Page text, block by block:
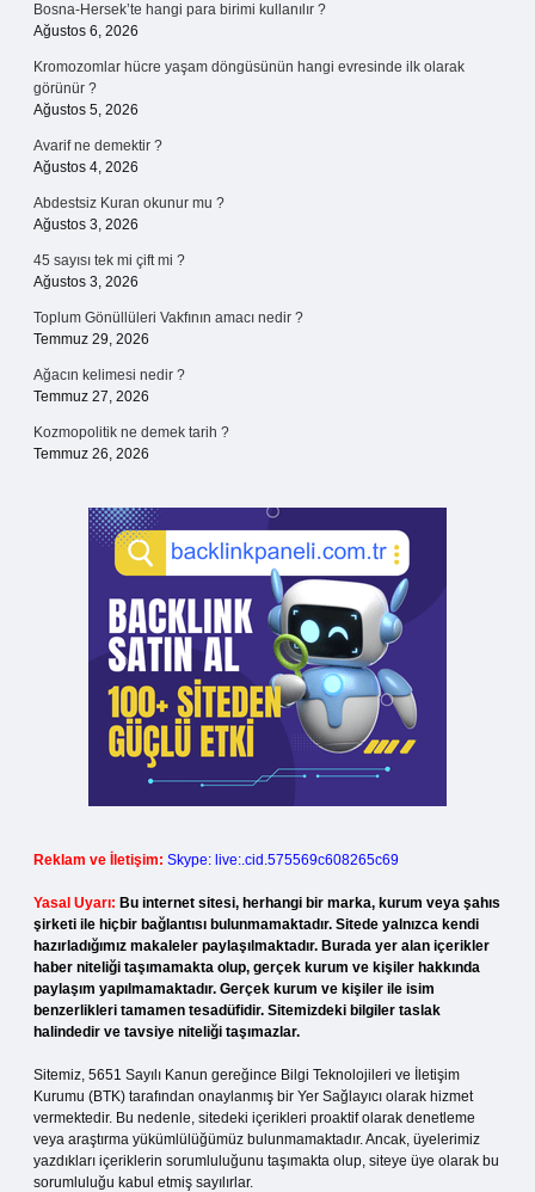
Bosna-Hersek’te hangi para birimi kullanılır ?
Ağustos 6, 2026
Kromozomlar hücre yaşam döngüsünün hangi evresinde ilk olarak
görünür ?
Ağustos 5, 2026
Avarif ne demektir ?
Ağustos 4, 2026
Abdestsiz Kuran okunur mu ?
Ağustos 3, 2026
45 sayısı tek mi çift mi ?
Ağustos 3, 2026
Toplum Gönüllüleri Vakfının amacı nedir ?
Temmuz 29, 2026
Ağacın kelimesi nedir ?
Temmuz 27, 2026
Kozmopolitik ne demek tarih ?
Temmuz 26, 2026
Reklam ve İletişim: Skype: live:.cid.575569c608265c69
Yasal Uyarı: Bu internet sitesi, herhangi bir marka, kurum veya şahıs
şirketi ile hiçbir bağlantısı bulunmamaktadır. Sitede yalnızca kendi
hazırladığımız makaleler paylaşılmaktadır. Burada yer alan içerikler
haber niteliği taşımamakta olup, gerçek kurum ve kişiler hakkında
paylaşım yapılmamaktadır. Gerçek kurum ve kişiler ile isim
benzerlikleri tamamen tesadüfidir. Sitemizdeki bilgiler taslak
halindedir ve tavsiye niteliği taşımazlar.
Sitemiz, 5651 Sayılı Kanun gereğince Bilgi Teknolojileri ve İletişim
Kurumu (BTK) tarafından onaylanmış bir Yer Sağlayıcı olarak hizmet
vermektedir. Bu nedenle, sitedeki içerikleri proaktif olarak denetleme
veya araştırma yükümlülüğümüz bulunmamaktadır. Ancak, üyelerimiz
yazdıkları içeriklerin sorumluluğunu taşımakta olup, siteye üye olarak bu
sorumluluğu kabul etmiş sayılırlar.